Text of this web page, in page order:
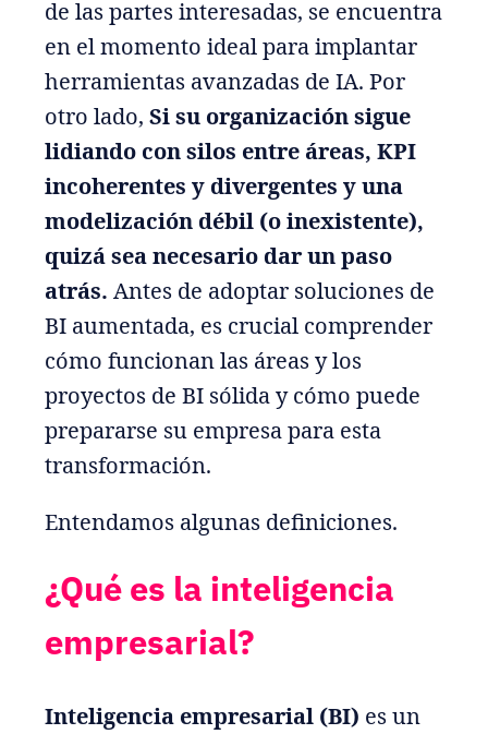
de las partes interesadas, se encuentra
en el momento ideal para implantar
herramientas avanzadas de IA. Por
otro lado, Si su organización sigue
lidiando con silos entre áreas, KPI
incoherentes y divergentes y una
modelización débil (o inexistente),
quizá sea necesario dar un paso
atrás. Antes de adoptar soluciones de
BI aumentada, es crucial comprender
cómo funcionan las áreas y los
proyectos de BI sólida y cómo puede
prepararse su empresa para esta
transformación.
Entendamos algunas definiciones.
¿Qué es la inteligencia
empresarial?
Inteligencia empresarial (BI) es un